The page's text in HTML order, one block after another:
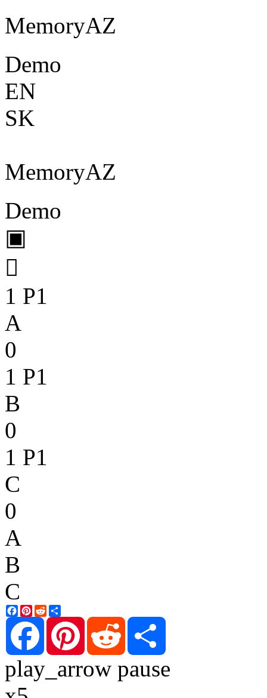
MemoryAZ
Demo
EN
SK
MemoryAZ
Demo
▣

1 P1
A
0
1 P1
B
0
1 P1
C
0
A
B
C
Facebook
Pinterest
Reddit
Facebook
Pinterest Reddit
play_arrow pause